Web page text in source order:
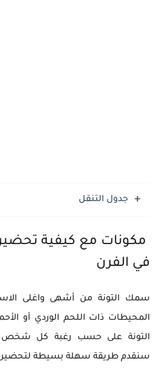
جدول التنقل
مكونات مع كيفية
في الفرن
سمك التونة من أشهى واغلى
المحيطات ذات اللحم الوردي أو
التونة على حسب رغبة كل شخص.
سنقدم طريقة سهلة بسيطة لتحضير